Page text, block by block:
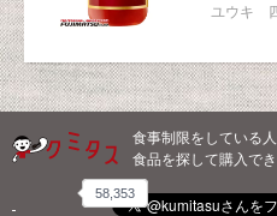
ユウキ
食事制限をしている
食品を探して購入で
58,353